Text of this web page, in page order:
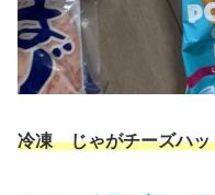
冷凍 じゃがチーズハッ